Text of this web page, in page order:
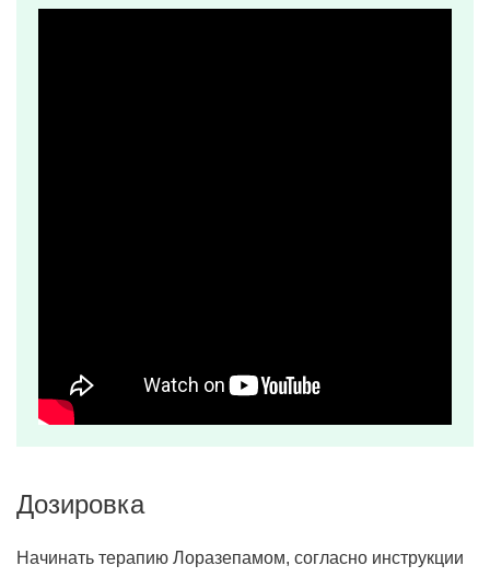
Дозировка
Начинать терапию Лоразепамом, согласно инструкции